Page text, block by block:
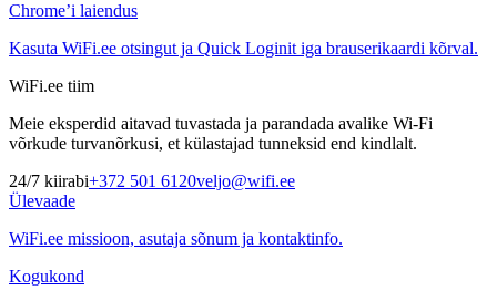
Chrome’i laiendus
Kasuta WiFi.ee otsingut ja Quick Loginit iga brauserikaardi kõrval.
WiFi.ee tiim
Meie eksperdid aitavad tuvastada ja parandada avalike Wi-Fi
võrkude turvanõrkusi, et külastajad tunneksid end kindlalt.
24/7 kiirabi+372 501 6120veljo@wifi.ee
Ülevaade
WiFi.ee missioon, asutaja sõnum ja kontaktinfo.
Kogukond